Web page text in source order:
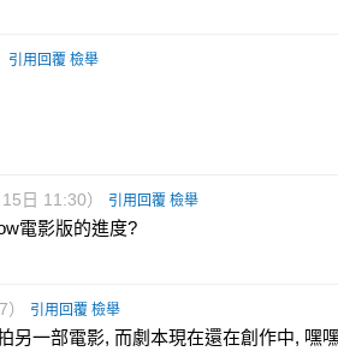
引用回覆 檢舉
日 11:30） 引用回覆 檢舉
電影版的進度?
） 引用回覆 檢舉
另一部電影, 而劇本現在還在創作中, 嘿